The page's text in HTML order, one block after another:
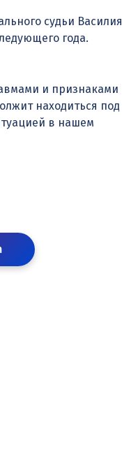
судьи Василия
года.
и признаками
находиться под
в нашем